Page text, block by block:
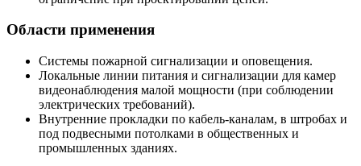
Области применения
Системы пожарной сигнализации и оповещения.
Локальные линии питания и сигнализации для камер
видеонаблюдения малой мощности (при соблюдении
электрических требований).
Внутренние прокладки по кабель-каналам, в штробах и
под подвесными потолками в общественных и
промышленных зданиях.